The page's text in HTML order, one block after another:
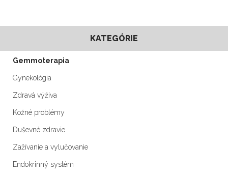
KATEGÓRIE
Gemmoterapia
Gynekológia
Zdravá výživa
Kožné problémy
Duševné zdravie
Zažívanie a vylučovanie
Endokrinný systém